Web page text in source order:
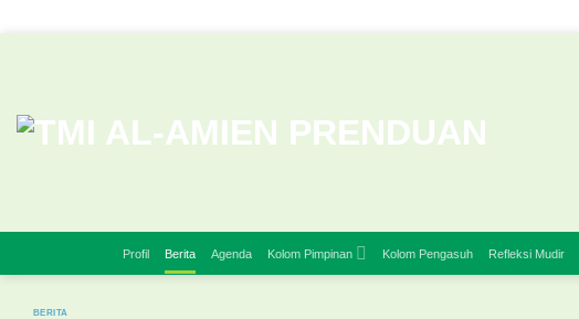
Profil Berita Agenda Kolom Pimpinan Kolom Pengasuh Refleksi Mudir
BERITA